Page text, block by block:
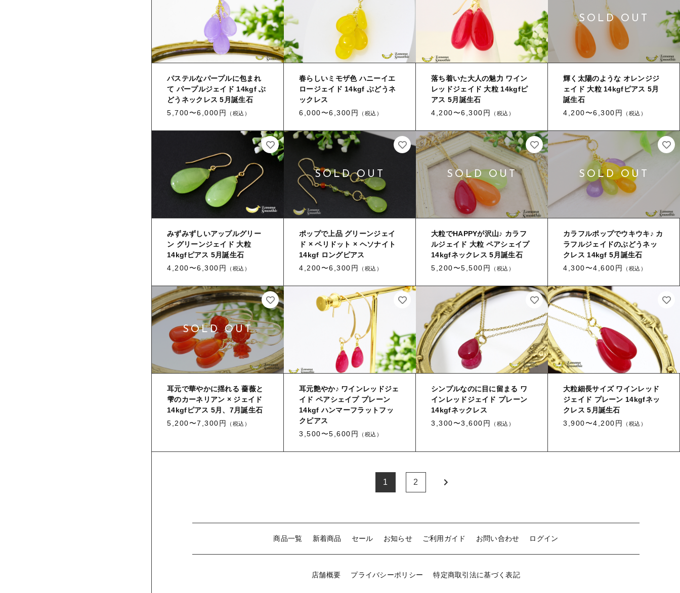
パステルなパープルに包まれ
て パープルジェイド 14kgf ぶ
どうネックレス 5月誕生石
5,700〜6,000円
（税込）
春らしいミモザ色 ハニーイエ
ロージェイド 14kgf ぶどうネ
ックレス
6,000〜6,300円
（税込）
落ち着いた大人の魅力 ワイン
レッドジェイド 大粒 14kgfピ
アス 5月誕生石
4,200〜6,300円
（税込）
輝く太陽のような オレンジジ
ェイド 大粒 14kgfピアス 5月
誕生石
4,200〜6,300円
（税込）
みずみずしいアップルグリー
ン グリーンジェイド 大粒
14kgfピアス 5月誕生石
4,200〜6,300円
（税込）
ポップで上品 グリーンジェイ
ド × ペリドット × ヘソナイト
14kgf ロングピアス
4,200〜6,300円
（税込）
大粒でHAPPYが沢山♪ カラフ
ルジェイド 大粒 ペアシェイプ
14kgfネックレス 5月誕生石
5,200〜5,500円
（税込）
カラフルポップでウキウキ♪ カ
ラフルジェイドのぶどうネッ
クレス 14kgf 5月誕生石
4,300〜4,600円
（税込）
耳元で華やかに揺れる 薔薇と
雫のカーネリアン × ジェイド
14kgfピアス 5月、7月誕生石
5,200〜7,300円
（税込）
耳元艶やか♪ ワインレッドジェ
イド ペアシェイプ プレーン
14kgf ハンマーフラットフッ
クピアス
3,500〜5,600円
（税込）
シンプルなのに目に留まる ワ
インレッドジェイド プレーン
14kgfネックレス
3,300〜3,600円
（税込）
大粒細長サイズ ワインレッド
ジェイド プレーン 14kgfネッ
クレス 5月誕生石
3,900〜4,200円
（税込）
1 2
商品一覧 新着商品 セール お知らせ ご利用ガイド お問い合わせ ログイン
店舗概要 プライバシーポリシー 特定商取引法に基づく表記